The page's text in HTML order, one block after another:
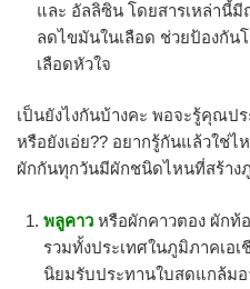
และ อัลลิซิน โดยสารเหล่านี้
ลดไขมันในเลือด ช่วยป้องกั
เลือดหัวใจ
เป็นยังไงกันบ้างคะ พอจะรู้คุณป
หรือยังเอ่ย?? อยากรู้กันแล้วใช่ไ
ผักกันทุกวันมีผักชนิดไหนที่สร้าง
พลูคาว หรือผักคาวตอง ผักท้
รวมทั้งประเทศในภูมิภาคเอ
นิยมรับประทานใบสดแกล้มอ